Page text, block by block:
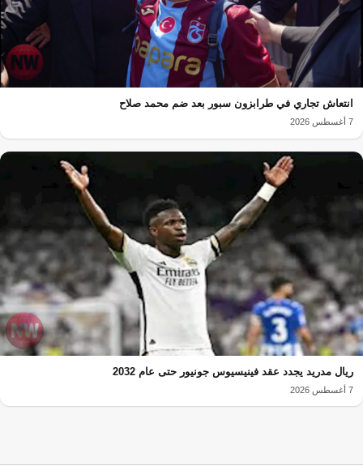
انتعاش تجاري في طرابزون سبور بعد ضم محمد صلاح
7 أغسطس 2026
ريال مدريد يجدد عقد فينيسيوس جونيور حتى عام 2032
7 أغسطس 2026